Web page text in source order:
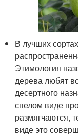
В лучших
Этимология
дерева любят
десертного
спелом виде
размягчаются,
виде это